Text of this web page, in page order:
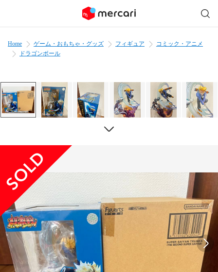
Home ゲーム・おもちゃ・グッズ フィギュア
コミック・アニメ
ドラゴンボール